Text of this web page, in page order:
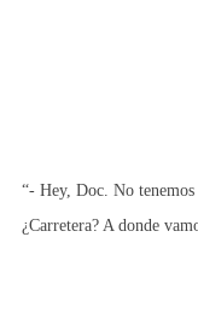
“- Hey, Doc. No
¿Carretera? A donde